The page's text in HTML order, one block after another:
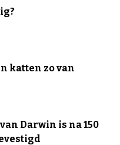
katten zo van
Darwin is na 150